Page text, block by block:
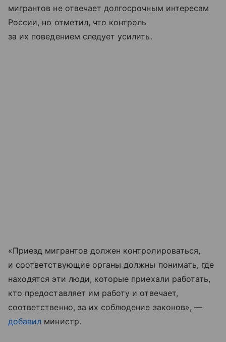
мигрантов не отвечает долгосрочным интересам
России, но отметил, что контроль
за их поведением следует усилить.
«Приезд мигрантов должен контролироваться,
и соответствующие органы должны понимать, где
находятся эти люди, которые приехали работать,
кто предоставляет им работу и отвечает,
соответственно, за их соблюдение законов», —
добавил министр.